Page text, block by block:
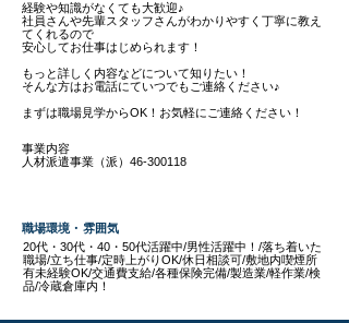
経験や知識がなくても大歓迎♪
社員さんや先輩スタッフさんがわかりやすく丁寧に教え
てくれるので
安心してお仕事はじめられます！
もっと詳しく内容などについて知りたい！
そんな方はお電話にていつでもご連絡ください♪
まずは職場見学からOK！お気軽にご連絡ください！
事業内容
人材派遣事業（派）46-300118
職場環境・雰囲気
20代・30代・40・50代活躍中/男性活躍中！/落ち着いた
職場/立ち仕事/定時上がりOK/休日相談可/敷地内喫煙所
有未経験OK/交通費支給/各種保険完備/製造業/軽作業/検
品/冷蔵倉庫内！